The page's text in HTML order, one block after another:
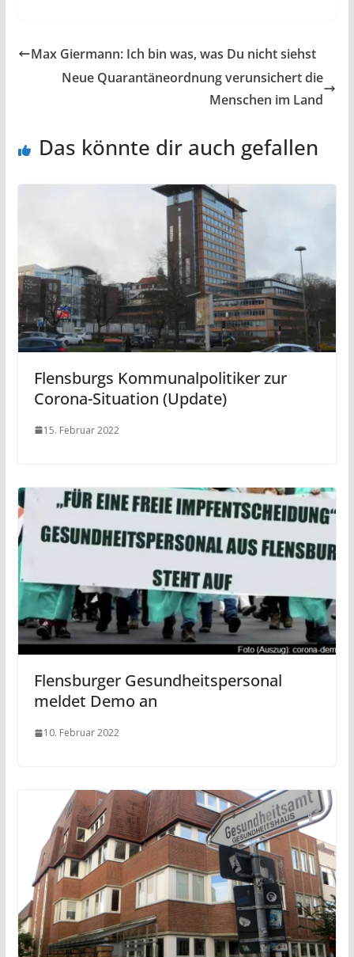
Max Giermann: Ich bin was, was Du nicht siehst
Neue Quarantäneordnung verunsichert die
Menschen im Land
Das könnte dir auch gefallen
Flensburgs Kommunalpolitiker zur
Corona-Situation (Update)
15. Februar 2022
Flensburger Gesundheitspersonal
meldet Demo an
10. Februar 2022